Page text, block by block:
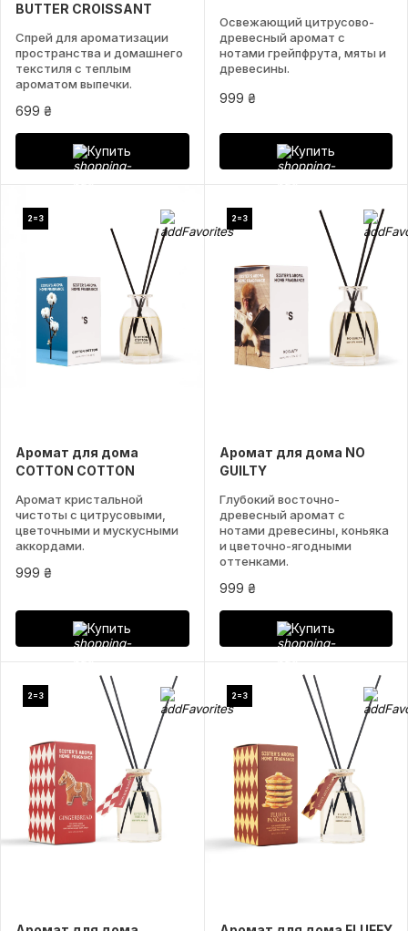
BUTTER CROISSANT
Спрей для ароматизации
пространства и домашнего
текстиля с теплым
ароматом выпечки.
699 ₴
Купить
Освежающий цитрусово-
древесный аромат с
нотами грейпфрута, мяты и
древесины.
999 ₴
Купить
2=3
Аромат для дома
COTTON COTTON
Аромат кристальной
чистоты с цитрусовыми,
цветочными и мускусными
аккордами.
999 ₴
Купить
2=3
Аромат для дома NO
GUILTY
Глубокий восточно-
древесный аромат с
нотами древесины, коньяка
и цветочно-ягодными
оттенками.
999 ₴
Купить
2=3 2=3